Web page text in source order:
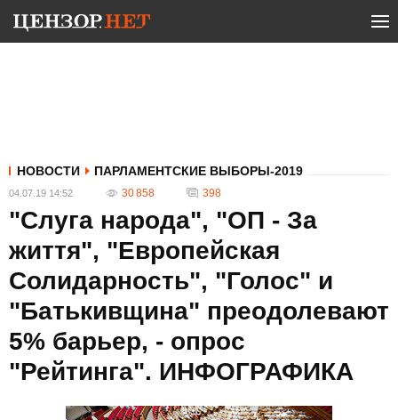
НОВОСТИ ПАРЛАМЕНТСКИЕ ВЫБОРЫ-2019
04.07.19 14:52 30 858 398
"Слуга народа", "ОП - За
життя", "Европейская
Солидарность", "Голос" и
"Батькивщина" преодолевают
5% барьер, - опрос
"Рейтинга". ИНФОГРАФИКА